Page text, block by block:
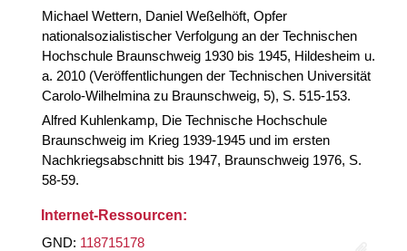
Michael Wettern, Daniel Weßelhöft, Opfer
nationalsozialistischer Verfolgung an der Technischen
Hochschule Braunschweig 1930 bis 1945, Hildesheim u.
a. 2010 (Veröffentlichungen der Technischen Universität
Carolo-Wilhelmina zu Braunschweig, 5), S. 515-153.
Alfred Kuhlenkamp, Die Technische Hochschule
Braunschweig im Krieg 1939-1945 und im ersten
Nachkriegsabschnitt bis 1947, Braunschweig 1976, S.
58-59.
Internet-Ressourcen:
GND: 118715178